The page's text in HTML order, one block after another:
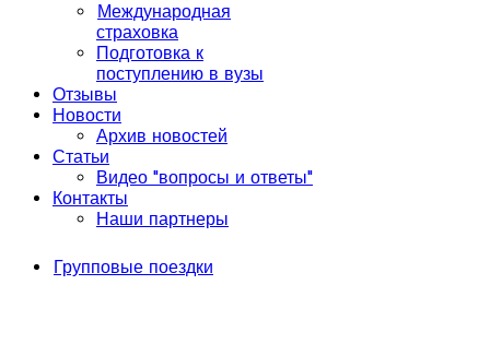
Международная
страховка
Подготовка к
поступлению в вузы
Отзывы
Новости
Архив новостей
Статьи
Видео "вопросы и ответы"
Контакты
Наши партнеры
Групповые поездки